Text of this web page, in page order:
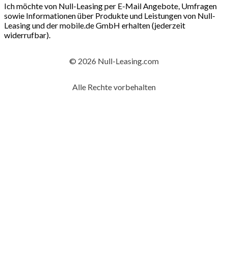
Ich möchte von Null-Leasing per E-Mail Angebote, Umfragen
sowie Informationen über Produkte und Leistungen von Null-
Leasing und der mobile.de GmbH erhalten (jederzeit
widerrufbar).
© 2026 Null-Leasing.com
Alle Rechte vorbehalten